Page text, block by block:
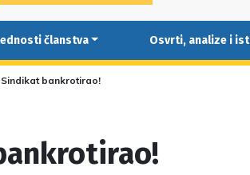
članstva Osvrti, analize i
Sindikat bankrotirao!